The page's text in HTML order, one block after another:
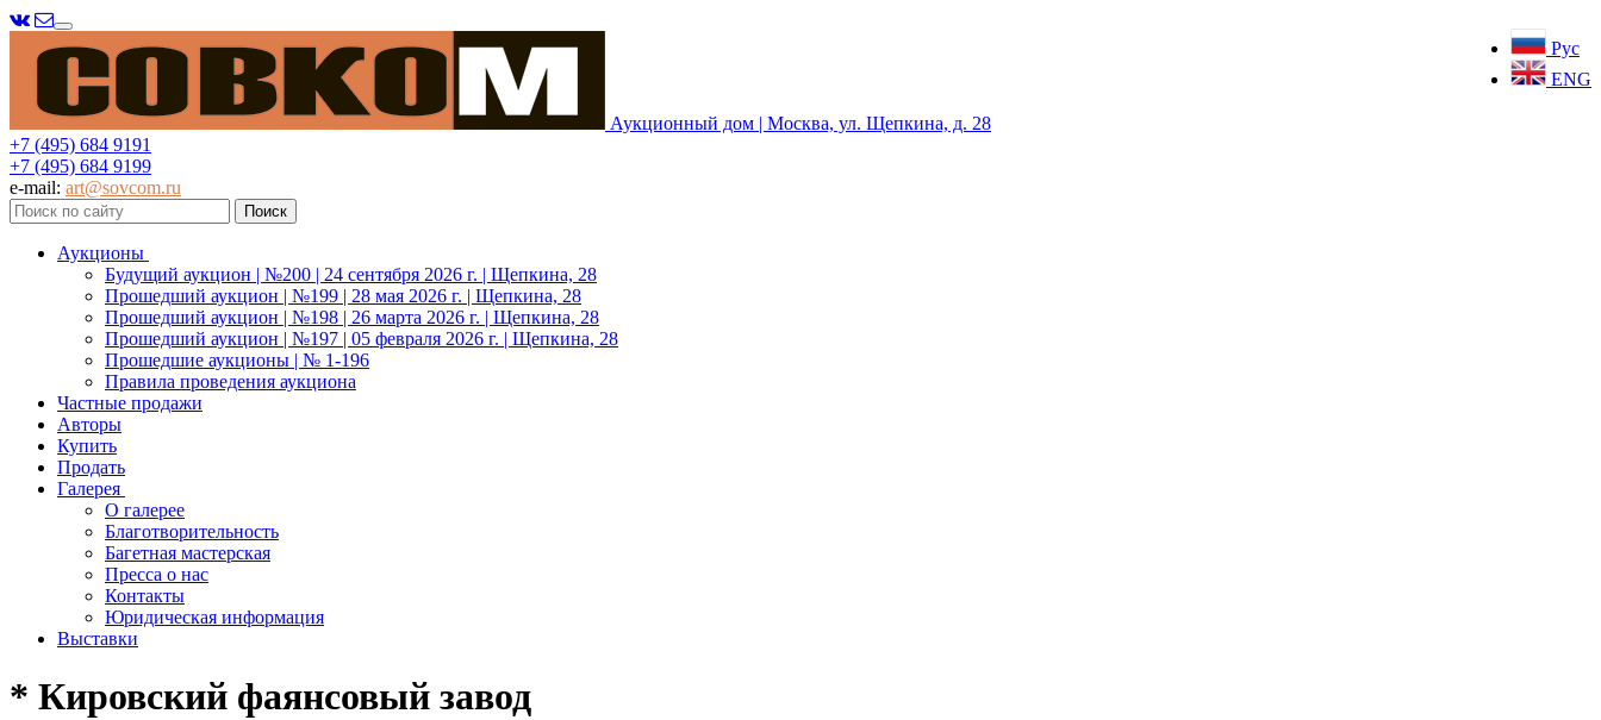
Рус
ENG
Меню
Аукционный дом | Москва, ул. Щепкина, д. 28
+7 (495) 684 9191
+7 (495) 684 9199
e-mail: art@sovcom.ru
Аукционы
Будущий аукцион | №200 | 24 сентября 2026 г. | Щепкина, 28
Прошедший аукцион | №199 | 28 мая 2026 г. | Щепкина, 28
Прошедший аукцион | №198 | 26 марта 2026 г. | Щепкина, 28
Прошедший аукцион | №197 | 05 февраля 2026 г. | Щепкина, 28
Прошедшие аукционы | № 1-196
Правила проведения аукциона
Частные продажи
Авторы
Купить
Продать
Галерея
О галерее
Благотворительность
Багетная мастерская
Пресса о нас
Контакты
Юридическая информация
Выставки
* Кировский фаянсовый завод